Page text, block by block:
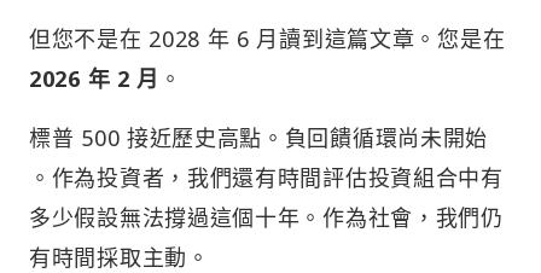
但您不是在 2028 年 6 月讀到這篇文章。您是在
2026 年 2 月 。
標普 500 接近歷史高點。負回饋循環尚未開始
。作為投資者，我們還有時間評估投資組合中有
多少假設無法撐過這個十年。作為社會，我們仍
有時間採取主動。